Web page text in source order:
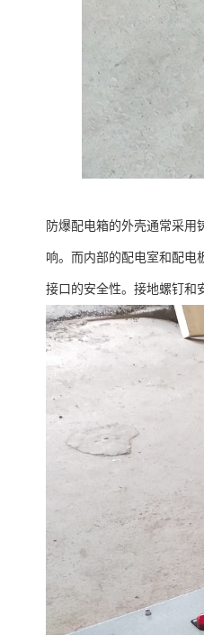
防爆配电箱的外壳通常采用
响。而内部的配电室和配电
接口的安全性。接地螺钉和